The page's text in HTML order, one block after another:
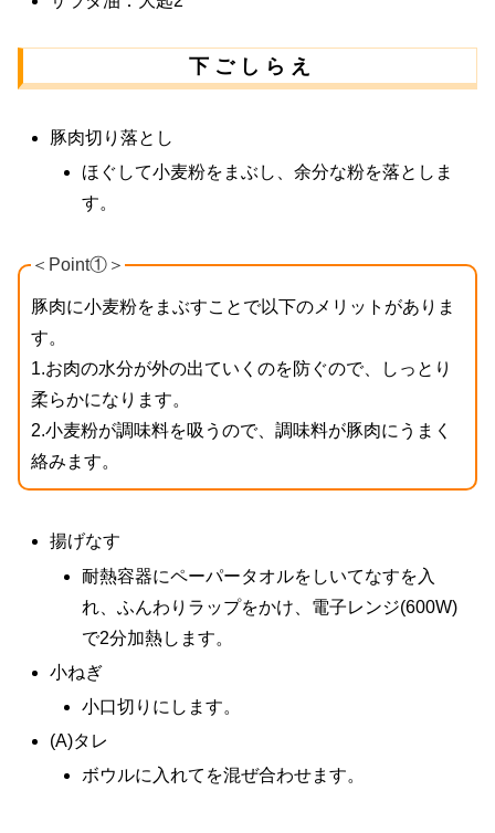
下 ご し ら え
豚肉切り落とし
ほぐして小麦粉をまぶし、余分な粉を落としま
す。
＜Point①＞
豚肉に小麦粉をまぶすことで以下のメリットがありま
す。
1.お肉の水分が外の出ていくのを防ぐので、しっとり
柔らかになります。
2.小麦粉が調味料を吸うので、調味料が豚肉にうまく
絡みます。
揚げなす
耐熱容器にペーパータオルをしいてなすを入
れ、ふんわりラップをかけ、電子レンジ(600W)
で2分加熱します。
小ねぎ
小口切りにします。
(A)タレ
ボウルに入れてを混ぜ合わせます。